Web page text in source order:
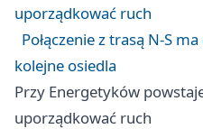
uporządkować ruch
Połączenie z trasą N-S
kolejne osiedla
Przy Energetyków
uporządkować ruch